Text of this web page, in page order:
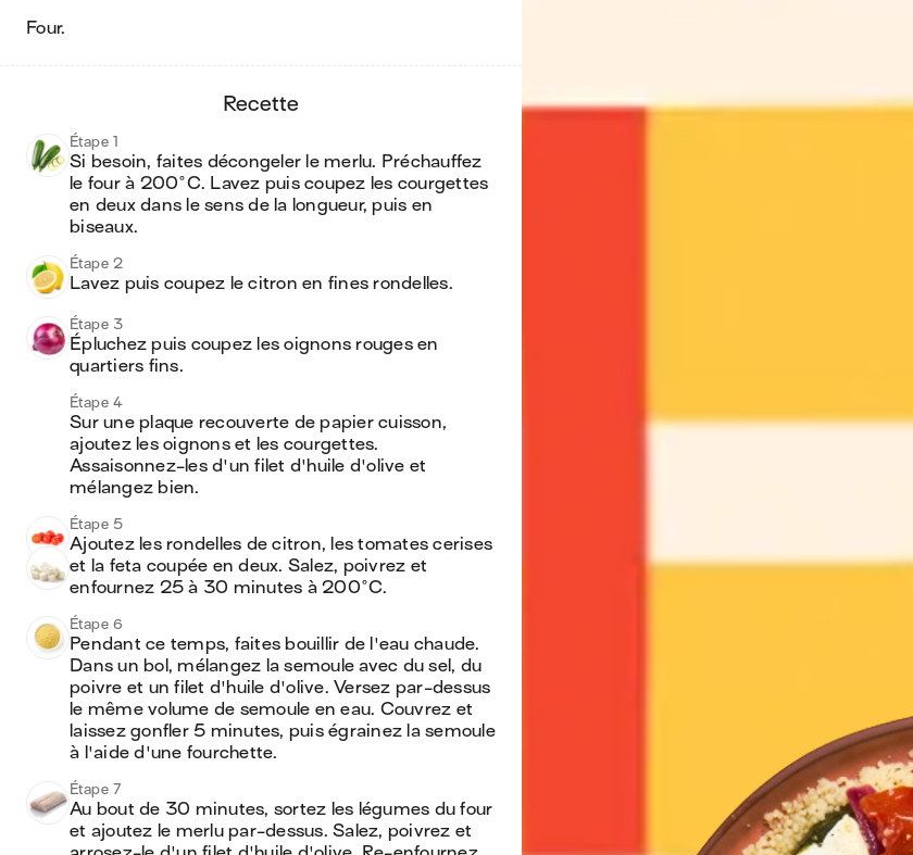
four.
recette
Étape 1
Si besoin, faites décongeler le merlu. Préchauffez
le four à 200°C. Lavez puis coupez les courgettes
en deux dans le sens de la longueur, puis en
biseaux.
Étape 2
Lavez puis coupez le citron en fines rondelles.
Étape 3
Épluchez puis coupez les oignons rouges en
quartiers fins.
Étape 4
Sur une plaque recouverte de papier cuisson,
ajoutez les oignons et les courgettes.
Assaisonnez-les d'un filet d'huile d'olive et
mélangez bien.
Étape 5
Ajoutez les rondelles de citron, les tomates cerises
et la feta coupée en deux. Salez, poivrez et
enfournez 25 à 30 minutes à 200°C.
Étape 6
Pendant ce temps, faites bouillir de l'eau chaude.
Dans un bol, mélangez la semoule avec du sel, du
poivre et un filet d'huile d'olive. Versez par-dessus
le même volume de semoule en eau. Couvrez et
laissez gonfler 5 minutes, puis égrainez la semoule
à l'aide d'une fourchette.
Étape 7
Au bout de 30 minutes, sortez les légumes du four
et ajoutez le merlu par-dessus. Salez, poivrez et